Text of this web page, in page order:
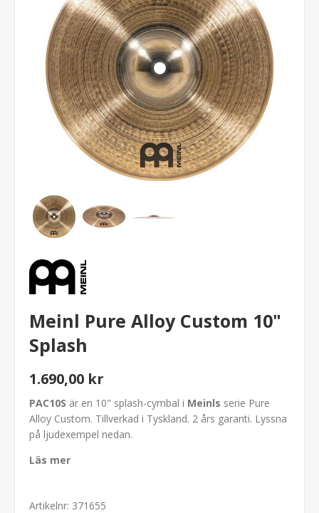
Meinl Pure Alloy Custom 10"
Splash
1.690,00 kr
PAC10S är en 10" splash-cymbal i Meinls serie Pure
Alloy Custom. Tillverkad i Tyskland. 2 års garanti. Lyssna
på ljudexempel nedan.
Läs mer
Artikelnr: 371655